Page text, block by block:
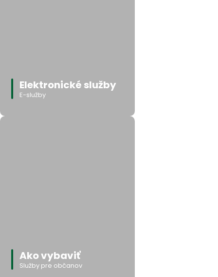
Elektronické služby
E-služby
Ako vybaviť
Služby pre občanov